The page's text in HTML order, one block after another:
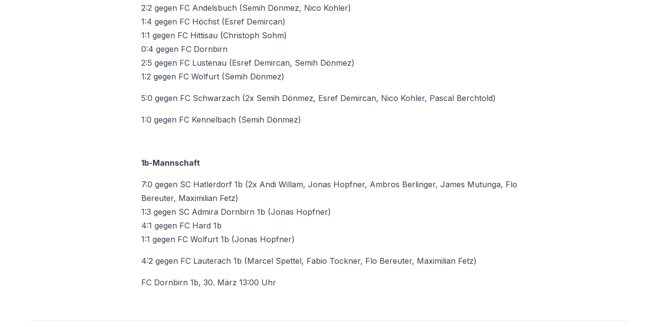
2:2 gegen FC Andelsbuch (Semih Dönmez, Nico Kohler)
1:4 gegen FC Höchst (Esref Demircan)
1:1 gegen FC Hittisau (Christoph Sohm)
0:4 gegen FC Dornbirn
2:5 gegen FC Lustenau (Esref Demircan, Semih Dönmez)
1:2 gegen FC Wolfurt (Semih Dönmez)
5:0 gegen FC Schwarzach (2x Semih Dönmez, Esref Demircan, Nico Kohler, Pascal Berchtold)
1:0 gegen FC Kennelbach (Semih Dönmez)
1b-Mannschaft
7:0 gegen SC Hatlerdorf 1b (2x Andi Willam, Jonas Hopfner, Ambros Berlinger, James Mutunga, Flo
Bereuter, Maximilian Fetz)
1:3 gegen SC Admira Dornbirn 1b (Jonas Hopfner)
4:1 gegen FC Hard 1b
1:1 gegen FC Wolfurt 1b (Jonas Hopfner)
4:2 gegen FC Lauterach 1b (Marcel Spettel, Fabio Tockner, Flo Bereuter, Maximilian Fetz)
FC Dornbirn 1b, 30. März 13:00 Uhr